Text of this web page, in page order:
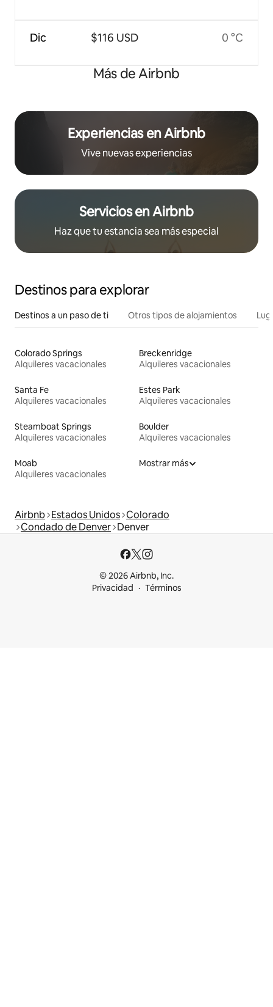
Dic $116 USD 0 °C
Más de Airbnb
Experiencias en Airbnb
Vive nuevas experiencias
Servicios en Airbnb
Haz que tu estancia sea más especial
Destinos para explorar
Destinos a un paso de ti Otros tipos de alojamientos
Colorado Springs
Alquileres vacacionales
Breckenridge
Alquileres vacacionales
Santa Fe
Alquileres vacacionales
Estes Park
Alquileres vacacionales
Steamboat Springs
Alquileres vacacionales
Boulder
Alquileres vacacionales
Moab
Alquileres vacacionales
Mostrar más
Airbnb Estados Unidos Colorado
Condado de Denver Denver
© 2026 Airbnb, Inc.
Privacidad
Términos